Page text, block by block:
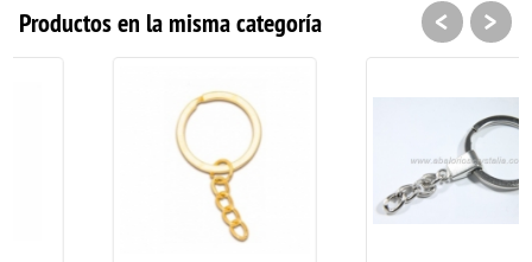
Productos en la misma categoría < >